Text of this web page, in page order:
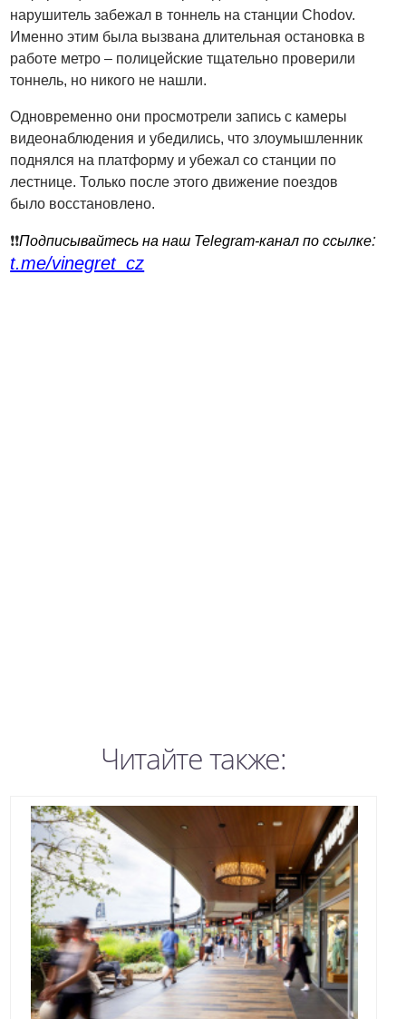
нарушитель забежал в тоннель на станции Chodov.
Именно этим была вызвана длительная остановка в
работе метро – полицейские тщательно проверили
тоннель, но никого не нашли.
Одновременно они просмотрели запись с камеры
видеонаблюдения и убедились, что злоумышленник
поднялся на платформу и убежал со станции по
лестнице. Только после этого движение поездов
было восстановлено.
❗️❗️Подписывайтесь на наш Telegram-канал по ссылке:
t.me/vinegret_cz
Читайте также: